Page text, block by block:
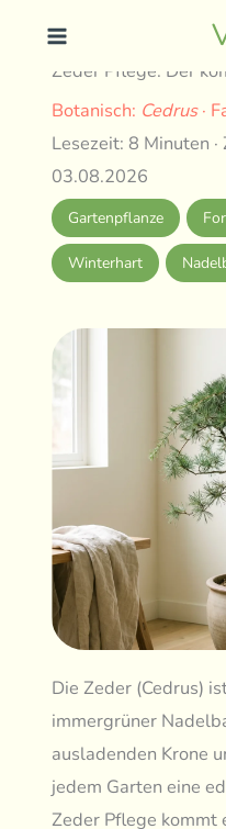
contentZeder Pflege: Der
Botanisch: Cedrus·
Lesezeit: 8 Minuten
03.08.2026
Gartenpflanze
Winterhart
Die Zeder (Cedrus)
immergrüner
ausladenden Krone
jedem Garten eine
Zeder Pflege kommt